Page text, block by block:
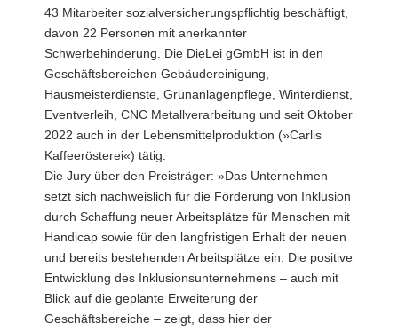
43 Mitarbeiter sozialversicherungspflichtig beschäftigt,
davon 22 Personen mit anerkannter
Schwerbehinderung. Die DieLei gGmbH ist in den
Geschäftsbereichen Gebäudereinigung,
Hausmeisterdienste, Grünanlagenpflege, Winterdienst,
Eventverleih, CNC Metallverarbeitung und seit Oktober
2022 auch in der Lebensmittelproduktion (»Carlis
Kaffeerösterei«) tätig.
Die Jury über den Preisträger: »Das Unternehmen
setzt sich nachweislich für die Förderung von Inklusion
durch Schaffung neuer Arbeitsplätze für Menschen mit
Handicap sowie für den langfristigen Erhalt der neuen
und bereits bestehenden Arbeitsplätze ein. Die positive
Entwicklung des Inklusionsunternehmens – auch mit
Blick auf die geplante Erweiterung der
Geschäftsbereiche – zeigt, dass hier der